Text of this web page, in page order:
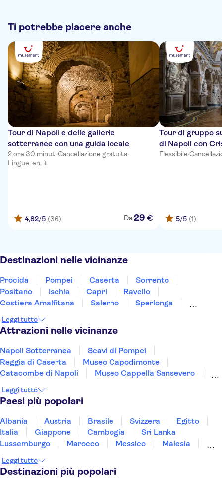
Ti potrebbe piacere anche
Tour di Napoli e delle gallerie
sotterranee con una guida locale
2 ore 30 minuti·Cancellazione gratuita·
Lingue: en, it
4,82/5 (36) Da:29 €
Tour di gruppo
di Napoli con
Flessibile·
5/5 (1)
Destinazioni nelle vicinanze
Procida Pompei Caserta
Sorrento
Positano
Ischia Capri
Ravello
Costiera Amalfitana
Salerno
Sperlonga
Leggi tutto
Attrazioni nelle vicinanze
Napoli Sotterranea
Scavi di Pompei
Reggia di Caserta
Museo Capodimonte
Catacombe di Napoli
Museo Cappella Sansevero
Musei Reali di Torino
Mole Antonelliana - Museo del Cinema
Reggia di Venaria Reale
Torre di Pisa
Cenacolo Vinciano - L'Ultima Cena
Musei Vaticani
Leggi tutto
Paesi più popolari
Albania Austria Brasile Svizzera
Egitto
Italia
Giappone Cambogia
Sri Lanka
Lussemburgo
Marocco Messico
Malesia
Tunisia
Turchia Vietnam
Leggi tutto
Destinazioni più popolari